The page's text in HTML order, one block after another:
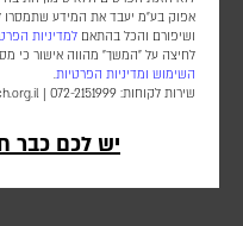
אפוק בע״מ יעבד את המידע שתמסרו
ושיפורם והכל בהתאם למדיניות
לחיצה על "המשך" מהווה אישור כי
השימוש ומדיניות הפרטיות.
שירות לקוחות: 072-2151999 |
יש לכם כבר